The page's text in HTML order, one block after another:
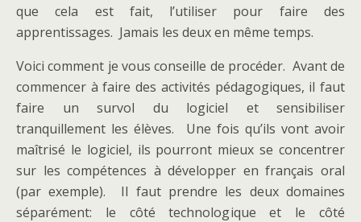
que cela est fait, l’utiliser pour faire des
apprentissages. Jamais les deux en même temps.
Voici comment je vous conseille de procéder. Avant de
commencer à faire des activités pédagogiques, il faut
faire un survol du logiciel et sensibiliser
tranquillement les élèves. Une fois qu’ils vont avoir
maîtrisé le logiciel, ils pourront mieux se concentrer
sur les compétences à développer en français oral
(par exemple). Il faut prendre les deux domaines
séparément: le côté technologique et le côté